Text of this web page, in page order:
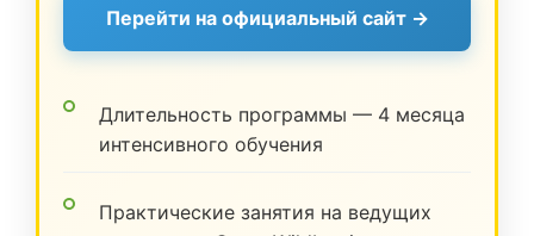
Перейти на официальный сайт →
Длительность программы — 4 месяца
интенсивного обучения
Практические занятия на ведущих